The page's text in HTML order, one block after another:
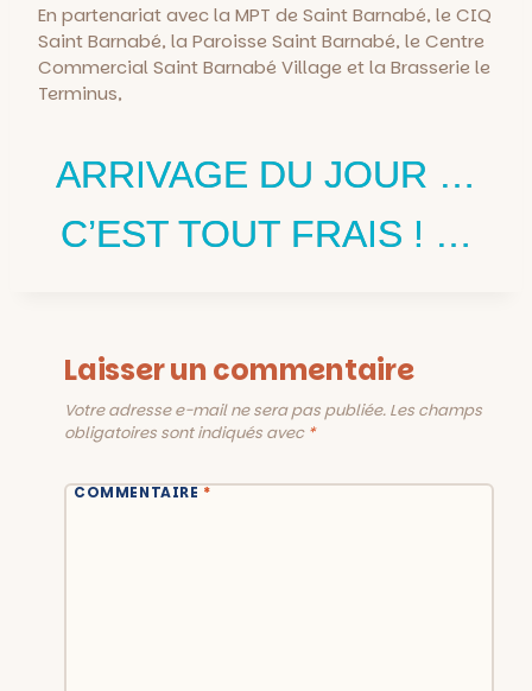
En partenariat avec la MPT de Saint Barnabé, le CIQ
Saint Barnabé, la Paroisse Saint Barnabé, le Centre
Commercial Saint Barnabé Village et la Brasserie le
Terminus,
ARRIVAGE DU JOUR …
C’EST TOUT FRAIS ! …
Laisser un commentaire
Votre adresse e-mail ne sera pas publiée. Les champs
obligatoires sont indiqués avec *
COMMENTAIRE*